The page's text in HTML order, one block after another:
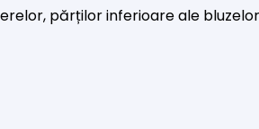
părților inferioare ale